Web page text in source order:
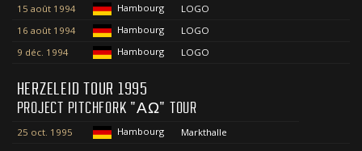
15 août 1994 Hambourg
LOGO
16 août 1994
Hambourg
LOGO
9 déc. 1994
Hambourg LOGO
HERZELEID TOUR 1995
PROJECT PITCHFORK "ΑΩ" TOUR
25 oct. 1995 Hambourg Markthalle